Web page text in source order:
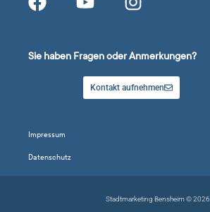
Sie haben Fragen oder Anmerkungen?
Kontakt aufnehmen
Impressum
Datenschutz
Stadtmarketing Bensheim © 2026